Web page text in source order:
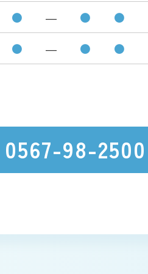
● ― ● ●
● ― ● ●
0567-98-2500